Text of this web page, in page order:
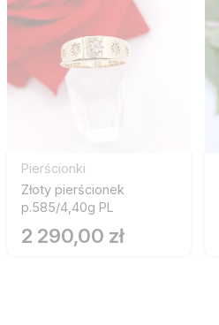
Pierścionki
Złoty pierścionek
p.585/4,40g PL
2 290,00 zł